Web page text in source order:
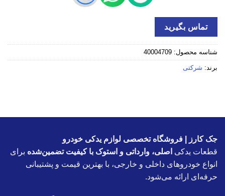
تماس بگیرید
شناسه محصول: 40004709
برند: شرکتی
جک کارز | فروشگاه تخصصی لوازم یدکی خودرو
قطعات یدکی اصلی، وارداتی و استوک با کیفیت تضمین‌شده برای
انواع خودروهای داخلی و خارجی، با بهترین قیمت و پشتیبانی
حرفه‌ای ارائه می‌شود.